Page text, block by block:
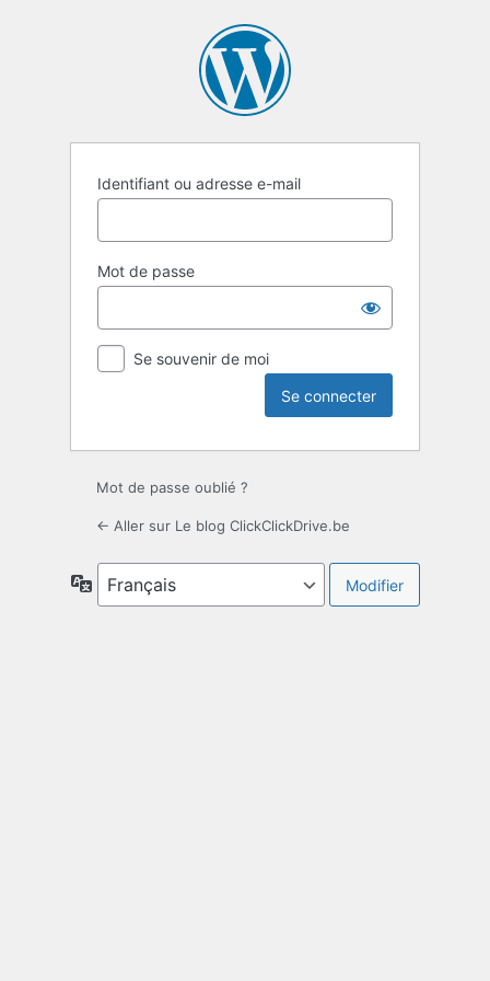
Identifiant ou adresse e-mail
Mot de passe
Se souvenir de moi
Mot de passe oublié ?
← Aller sur Le blog ClickClickDrive.be
Langue